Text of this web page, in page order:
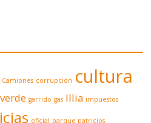
Camiones corrupción cultura
garrido gas Illia impuestos
oficial parque patricios